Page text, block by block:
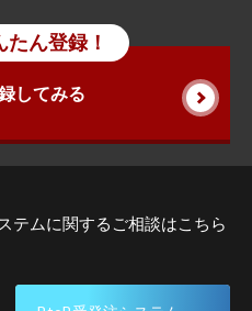
してみる
ん登録！
テムに関するご相談はこちら